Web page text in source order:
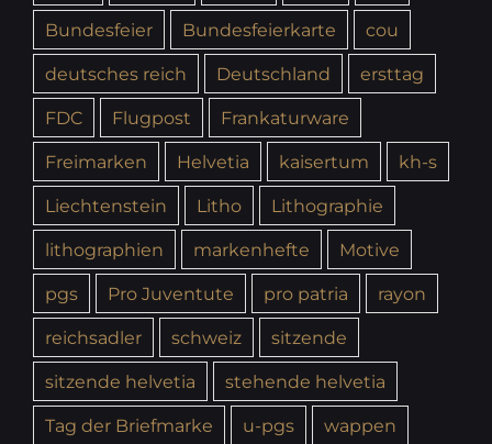
Bundesfeier
Bundesfeierkarte
cou
deutsches reich
Deutschland
ersttag
FDC
Flugpost
Frankaturware
Freimarken
Helvetia kaisertum
kh-s
Liechtenstein
Litho
Lithographie
lithographien
markenhefte
Motive
pgs
Pro Juventute pro patria
rayon
reichsadler
schweiz
sitzende
sitzende helvetia
stehende helvetia
Tag der Briefmarke
u-pgs
wappen